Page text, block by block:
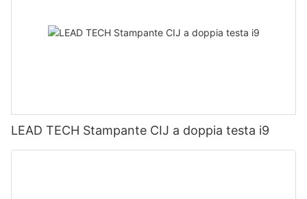
LEAD TECH Stampante CIJ a doppia testa i9